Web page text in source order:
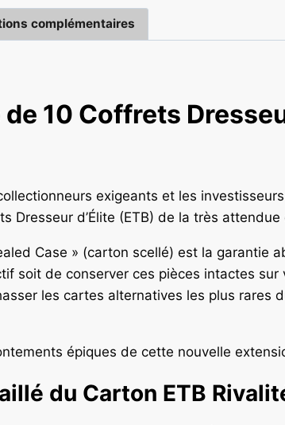
complémentaires
10 Coffrets
exigeants et les
Dresseur d’Élite (ETB) de la très
Case » (carton scellé) est la
soit de conserver ces pièces intactes
les cartes alternatives les plus rares
épiques de cette nouvelle
du Carton ETB